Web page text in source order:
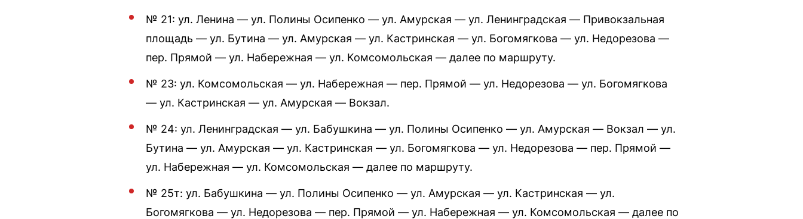
№ 21: ул. Ленина — ул. Полины Осипенко — ул. Амурская — ул. Ленинградская — Привокзальная
площадь — ул. Бутина — ул. Амурская — ул. Кастринская — ул. Богомягкова — ул. Недорезова —
пер. Прямой — ул. Набережная — ул. Комсомольская — далее по маршруту.
№ 23: ул. Комсомольская — ул. Набережная — пер. Прямой — ул. Недорезова — ул. Богомягкова
— ул. Кастринская — ул. Амурская — Вокзал.
№ 24: ул. Ленинградская — ул. Бабушкина — ул. Полины Осипенко — ул. Амурская — Вокзал — ул.
Бутина — ул. Амурская — ул. Кастринская — ул. Богомягкова — ул. Недорезова — пер. Прямой —
ул. Набережная — ул. Комсомольская — далее по маршруту.
№ 25т: ул. Бабушкина — ул. Полины Осипенко — ул. Амурская — ул. Кастринская — ул.
Богомягкова — ул. Недорезова — пер. Прямой — ул. Набережная — ул. Комсомольская — далее по